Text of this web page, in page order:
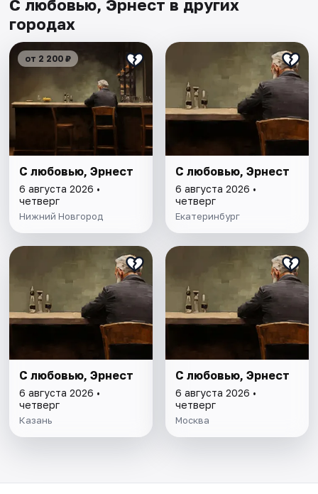
С любовью, Эрнест в других
городах
от 2 200 ₽
С любовью, Эрнест
6 августа 2026 •
четверг
Нижний Новгород
С любовью, Эрнест
6 августа 2026 •
четверг
Екатеринбург
С любовью, Эрнест
6 августа 2026 •
четверг
Казань
С любовью, Эрнест
6 августа 2026 •
четверг
Москва